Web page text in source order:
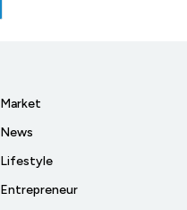
Market
News
Lifestyle
Entrepreneur